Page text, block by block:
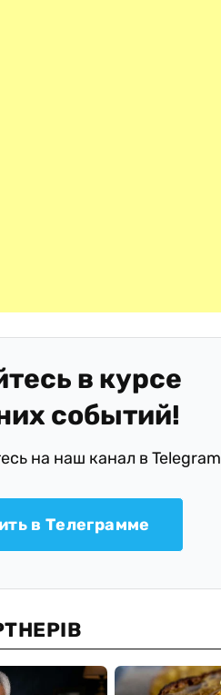
в курсе
событий!
на наш канал в Telegram
в Телеграмме